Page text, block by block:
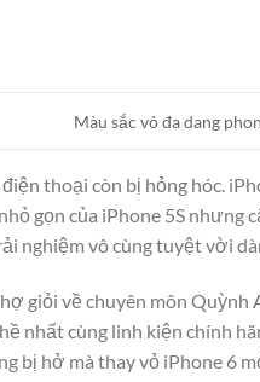
Màu sắc vỏ đa dang
thoại còn bị hỏng hóc.
gọn của iPhone 5S
nghiệm vô cùng tuyệt vời
giỏi về chuyên môn
nhất cùng linh kiện chính
bị hở mà thay vỏ iPhone 6